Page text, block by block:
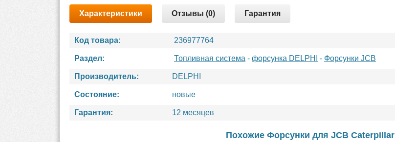
Характеристики Отзывы (0) Гарантия
Код товара: 236977764
Раздел: Топливная система - форсунка DELPHI - Форсунки JCB
Производитель: DELPHI
Состояние: новые
Гарантия: 12 месяцев
Похожие Форсунки для JCB Caterpillar